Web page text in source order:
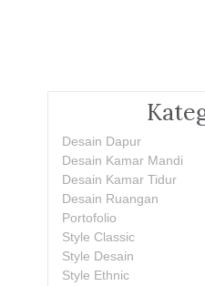
Desain Dapur
Desain Kamar Mandi
Desain Kamar Tidur
Desain Ruangan
Portofolio
Style Classic
Style Desain
Style Ethnic